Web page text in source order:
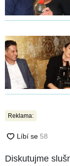
Reklama:
Diskutujme